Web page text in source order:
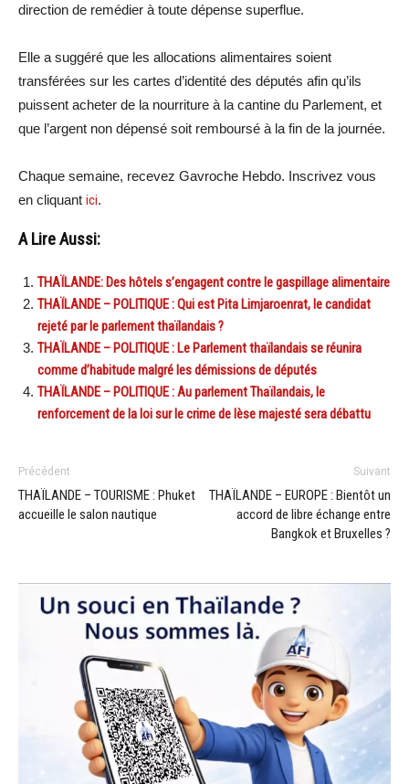
direction de remédier à toute dépense superflue.
Elle a suggéré que les allocations alimentaires soient
transférées sur les cartes d’identité des députés afin qu’ils
puissent acheter de la nourriture à la cantine du Parlement, et
que l’argent non dépensé soit remboursé à la fin de la journée.
Chaque semaine, recevez Gavroche Hebdo. Inscrivez vous
en cliquant ici.
A Lire Aussi:
THAÏLANDE: Des hôtels s’engagent contre le gaspillage alimentaire
THAÏLANDE – POLITIQUE : Qui est Pita Limjaroenrat, le candidat
rejeté par le parlement thaïlandais ?
THAÏLANDE – POLITIQUE : Le Parlement thaïlandais se réunira
comme d’habitude malgré les démissions de députés
THAÏLANDE – POLITIQUE : Au parlement Thaïlandais, le
renforcement de la loi sur le crime de lèse majesté sera débattu
Précédent
THAÏLANDE – TOURISME : Phuket
accueille le salon nautique
Suivant
THAÏLANDE – EUROPE : Bientôt un
accord de libre échange entre
Bangkok et Bruxelles ?